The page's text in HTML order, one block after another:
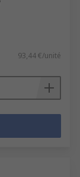
93,44 €/unité